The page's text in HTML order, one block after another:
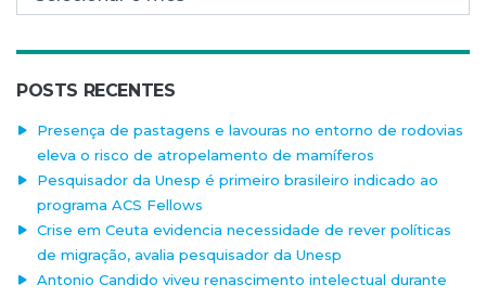
POSTS RECENTES
Presença de pastagens e lavouras no entorno de rodovias
eleva o risco de atropelamento de mamíferos
Pesquisador da Unesp é primeiro brasileiro indicado ao
programa ACS Fellows
Crise em Ceuta evidencia necessidade de rever políticas
de migração, avalia pesquisador da Unesp
Antonio Candido viveu renascimento intelectual durante